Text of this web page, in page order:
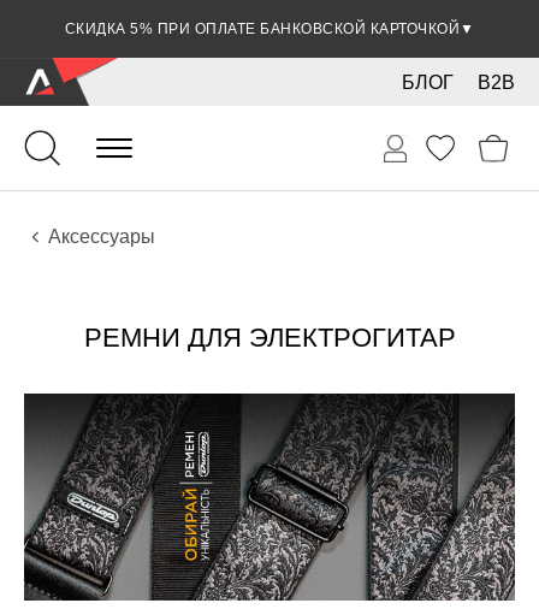
СКИДКА 5% ПРИ ОПЛАТЕ БАНКОВСКОЙ КАРТОЧКОЙ ▼
B2B
БЛОГ
Гитары
Электро инструменты
Аксессуары
РЕМНИ ДЛЯ ЭЛЕКТРОГИТАР